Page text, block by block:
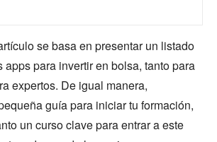
se basa en presentar un listado
apps para invertir en bolsa, tanto para
expertos. De igual manera,
guía para iniciar tu formación,
un curso clave para entrar a este